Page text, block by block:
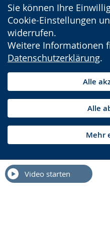
Sie können Ihre
Cookie-Einstellungen
widerrufen.
Weitere Informationen
Datenschutzerklärung.
Alle
Alle
Mehr
Video starten